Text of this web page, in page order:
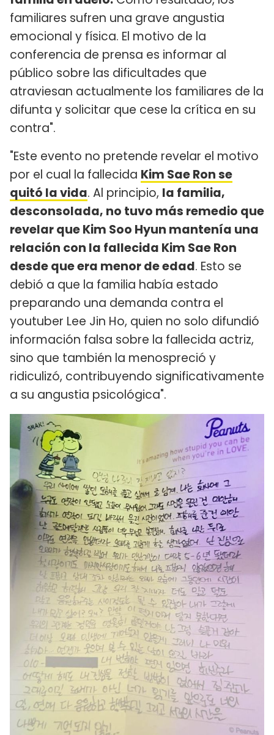
familiares sufren una grave angustia
emocional y física. El motivo de la
conferencia de prensa es informar al
público sobre las dificultades que
atraviesan actualmente los familiares de la
difunta y solicitar que cese la crítica en su
contra".
"Este evento no pretende revelar el motivo
por el cual la fallecida Kim Sae Ron se
quitó la vida. Al principio, la familia,
desconsolada, no tuvo más remedio que
revelar que Kim Soo Hyun mantenía una
relación con la fallecida Kim Sae Ron
desde que era menor de edad. Esto se
debió a que la familia había estado
preparando una demanda contra el
youtuber Lee Jin Ho, quien no solo difundió
información falsa sobre la fallecida actriz,
sino que también la menospreció y
ridiculizó, contribuyendo significativamente
a su angustia psicológica".